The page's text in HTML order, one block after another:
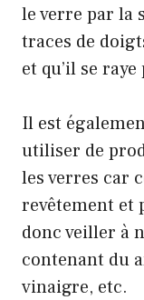
le verre par la
traces de
et qu’il se
Il est
utiliser de
les verres car
revêtement et
donc veiller à
contenant du
vinaigre, etc.